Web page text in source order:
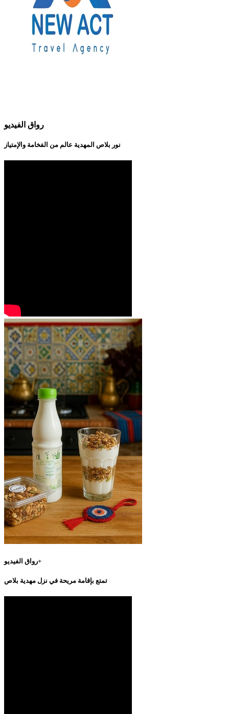
رواق الفيديو
نور بلاص المهدية عالم من الفخامة والإمتياز
رواق الفيديو+
تمتع بإقامة مريحة في نزل مهدية بلاص